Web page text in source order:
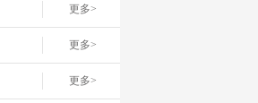
更多>
更多>
更多>